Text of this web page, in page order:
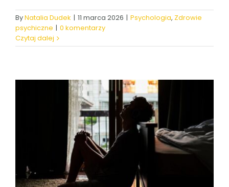
ByNatalia Dudek | 11 marca 2026 | Psychologia, Zdrowie
psychiczne | 0 komentarzy
Czytaj dalej